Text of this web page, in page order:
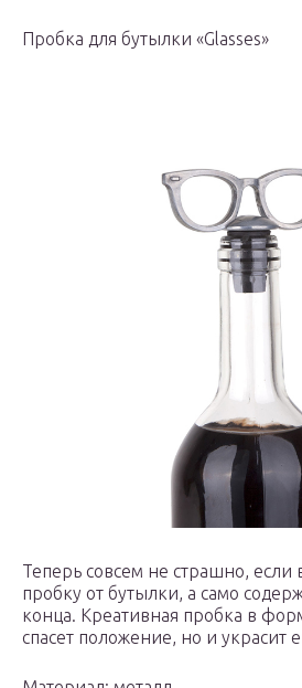
Пробка для бутылки «Glasses»
Теперь совсем не страшно,
пробку от бутылки, а само
конца. Креативная пробка в
спасет положение, но и украсит